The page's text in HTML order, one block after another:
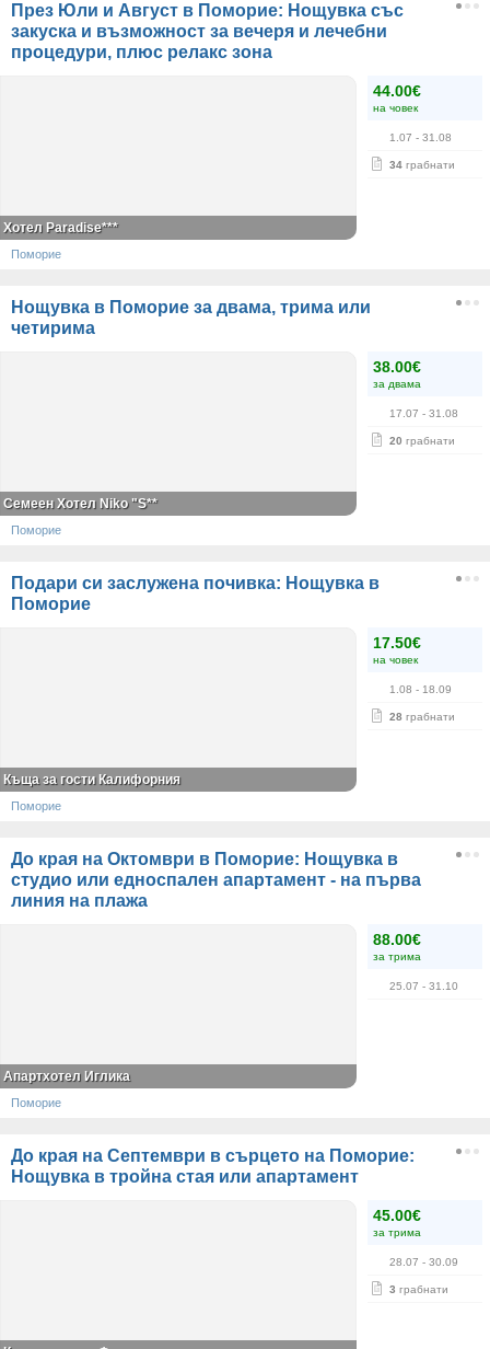
През Юли и Август в Поморие: Нощувка със
закуска и възможност за вечеря и лечебни
процедури, плюс релакс зона
44.00€
на човек
1.07 - 31.08
34 грабнати
Хотел Paradise***
Поморие
Нощувка в Поморие за двама, трима или
четирима
38.00€
за двама
17.07 - 31.08
20 грабнати
Семеен Хотел Niko "S**
Поморие
Подари си заслужена почивка: Нощувка в
Поморие
17.50€
на човек
1.08 - 18.09
28 грабнати
Къща за гости Калифорния
Поморие
До края на Октомври в Поморие: Нощувка в
студио или едноспален апартамент - на първа
линия на плажа
88.00€
за трима
25.07 - 31.10
Апартхотел Иглика
Поморие
До края на Септември в сърцето на Поморие:
Нощувка в тройна стая или апартамент
45.00€
за трима
28.07 - 30.09
3 грабнати